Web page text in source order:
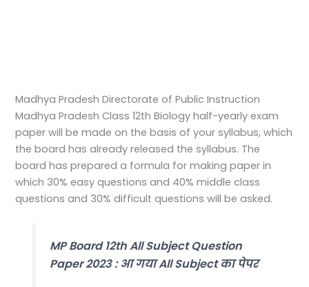
Madhya Pradesh Directorate of Public Instruction
Madhya Pradesh Class 12th Biology half-yearly exam
paper will be made on the basis of your syllabus, which
the board has already released the syllabus. The
board has prepared a formula for making paper in
which 30% easy questions and 40% middle class
questions and 30% difficult questions will be asked.
MP Board 12th All Subject Question
Paper 2023 : आ गया All Subject का पेपर